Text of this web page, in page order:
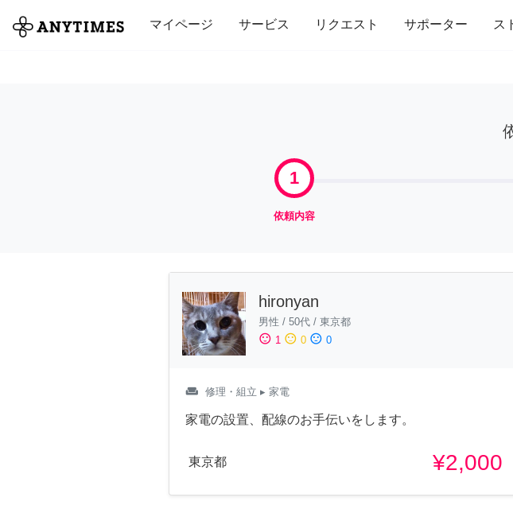
マイページ サービス リクエスト サポーター ス
全て 修理・組立 家事 引っ越し インテリア 趣味・
1
依頼内容
hironyan
男性 / 50代 / 東京都
sentiment_satisfied 1 sentiment_neutral 0 sentiment_dissatisfied 0
weekend 修理・組立 ▸ 家電
家電の設置、配線のお手伝いをします。
東京都 ¥2,000